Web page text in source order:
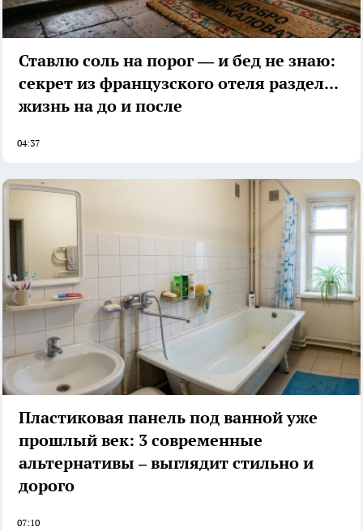
Ставлю соль на порог — и бед не знаю:
секрет из французского отеля разделил
жизнь на до и после
04:37
Пластиковая панель под ванной уже
прошлый век: 3 современные
альтернативы – выглядит стильно и
дорого
07:10